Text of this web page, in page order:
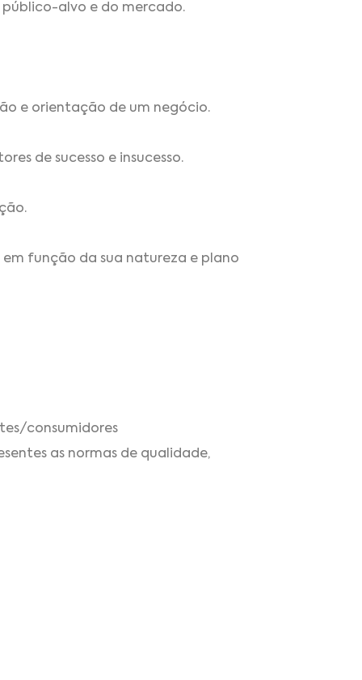
público-alvo e do mercado.
e orientação de um negócio.
de sucesso e insucesso.
função da sua natureza e plano
consumidores
as normas de qualidade,